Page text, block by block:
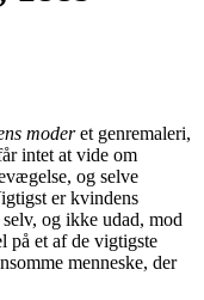
moderet genremaleri,
intet at vide om
og selve
er kvindens
og ikke udad, mod
på et af de vigtigste
menneske, der